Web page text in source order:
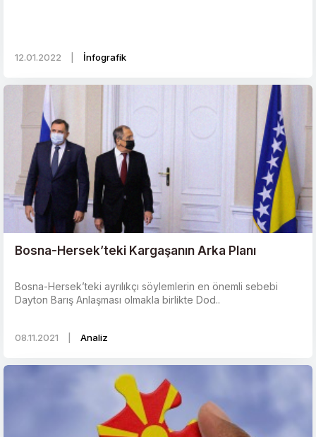
12.01.2022 İnfografik
Bosna-Hersek’teki Kargaşanın Arka Planı
Bosna-Hersek’teki ayrılıkçı söylemlerin en önemli sebebi
Dayton Barış Anlaşması olmakla birlikte Dod..
08.11.2021 Analiz